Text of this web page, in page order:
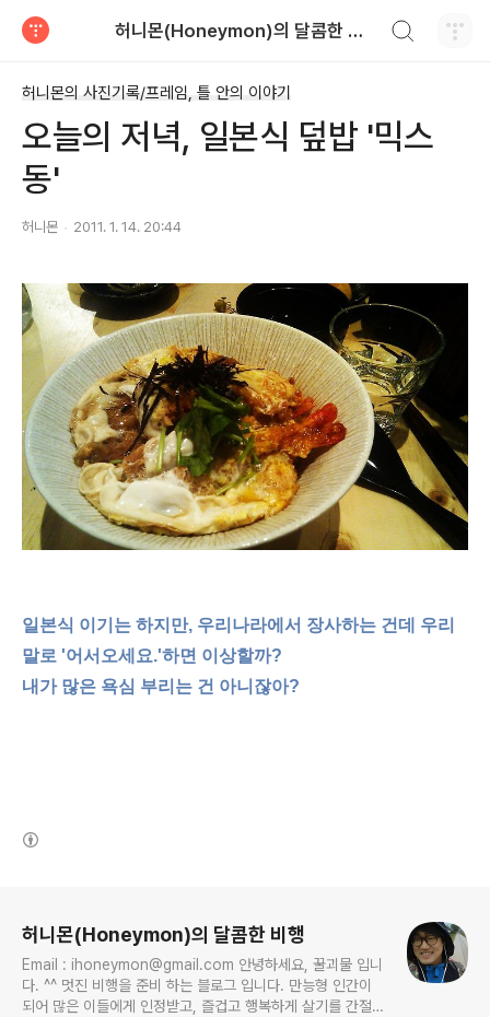
허니몬(Honeymon)의 달콤한 비행
허니몬의 사진기록/프레임, 틀 안의 이야기
오늘의 저녁, 일본식 덮밥 '믹스
동'
허니몬 2011. 1. 14. 20:44
일본식 이기는 하지만, 우리나라에서 장사하는 건데 우리
말로 '어서오세요.'하면 이상할까?
내가 많은 욕심 부리는 건 아니잖아?
허니몬(Honeymon)의 달콤한 비행
Email : ihoneymon@gmail.com 안녕하세요, 꿀괴물 입니
다. ^^ 멋진 비행을 준비 하는 블로그 입니다. 만능형 인간이
되어 많은 이들에게 인정받고, 즐겁고 행복하게 살기를 간절히